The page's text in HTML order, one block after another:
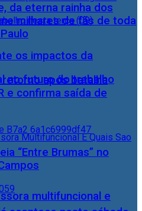
os impactos da
no futuro do trabalho
multifuncional e
da eterna rainha dos
milhares de fãs de toda
retorno após batalha
e confirma saída de
“Entre Brumas” no